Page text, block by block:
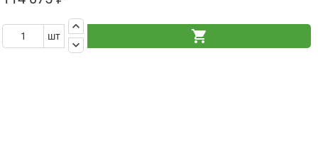
шт
keyboard_arrow_up
keyboard_arrow_down
shopping_cart